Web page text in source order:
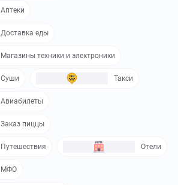
Аптеки
Доставка еды
Магазины техники и электроники
Суши Такси
Авиабилеты
Заказ пиццы
Путешествия Отели
МФО